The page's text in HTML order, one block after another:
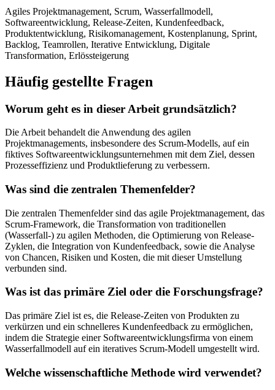
Agiles Projektmanagement, Scrum, Wasserfallmodell,
Softwareentwicklung, Release-Zeiten, Kundenfeedback,
Produktentwicklung, Risikomanagement, Kostenplanung, Sprint,
Backlog, Teamrollen, Iterative Entwicklung, Digitale
Transformation, Erlössteigerung
Häufig gestellte Fragen
Worum geht es in dieser Arbeit grundsätzlich?
Die Arbeit behandelt die Anwendung des agilen
Projektmanagements, insbesondere des Scrum-Modells, auf ein
fiktives Softwareentwicklungsunternehmen mit dem Ziel, dessen
Prozesseffizienz und Produktlieferung zu verbessern.
Was sind die zentralen Themenfelder?
Die zentralen Themenfelder sind das agile Projektmanagement, das
Scrum-Framework, die Transformation von traditionellen
(Wasserfall-) zu agilen Methoden, die Optimierung von Release-
Zyklen, die Integration von Kundenfeedback, sowie die Analyse
von Chancen, Risiken und Kosten, die mit dieser Umstellung
verbunden sind.
Was ist das primäre Ziel oder die Forschungsfrage?
Das primäre Ziel ist es, die Release-Zeiten von Produkten zu
verkürzen und ein schnelleres Kundenfeedback zu ermöglichen,
indem die Strategie einer Softwareentwicklungsfirma von einem
Wasserfallmodell auf ein iteratives Scrum-Modell umgestellt wird.
Welche wissenschaftliche Methode wird verwendet?